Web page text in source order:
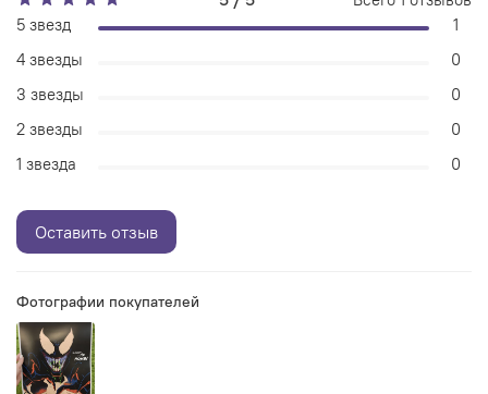
Фотографии покупателей
5 звезд
1
4 звезды
0
3 звезды
0
2 звезды
0
1 звезда
0
Оставить отзыв